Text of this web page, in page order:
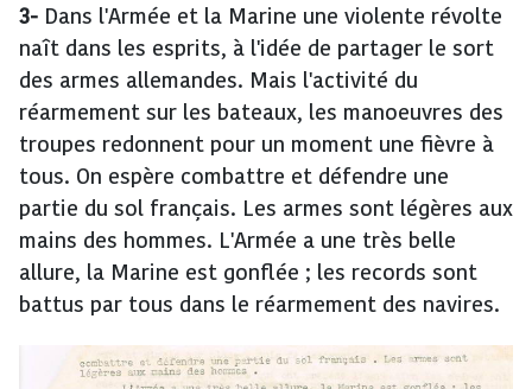
3- Dans l'Armée et la Marine une violente révolte
naît dans les esprits, à l'idée de partager le sort
des armes allemandes. Mais l'activité du
réarmement sur les bateaux, les manoeuvres des
troupes redonnent pour un moment une fièvre à
tous. On espère combattre et défendre une
partie du sol français. Les armes sont légères aux
mains des hommes. L'Armée a une très belle
allure, la Marine est gonflée ; les records sont
battus par tous dans le réarmement des navires.